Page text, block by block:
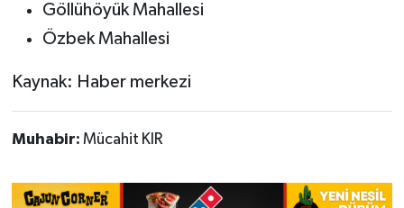
Göllühöyük Mahallesi
Özbek Mahallesi
Kaynak: Haber merkezi
Muhabir: Mücahit KIR